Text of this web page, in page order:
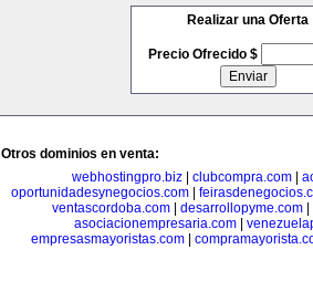
Realizar una Oferta
Precio Ofrecido $
Otros dominios en venta:
webhostingpro.biz| clubcompra.com|
oportunidadesynegocios.com|
ventascordoba.com| desarrollopyme.com|
asociacionempresaria.com
empresasmayoristas.com|